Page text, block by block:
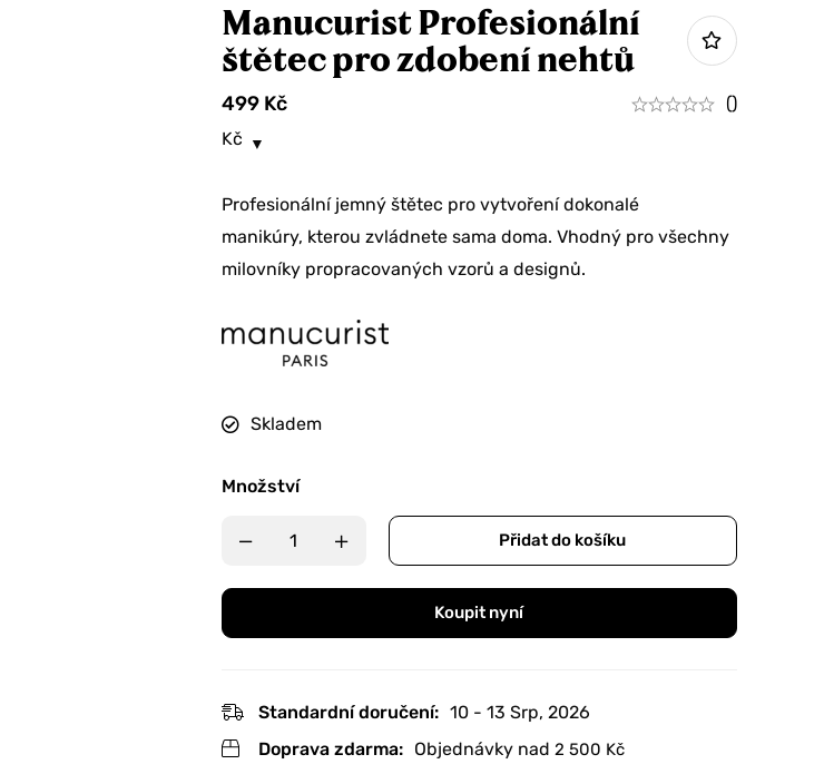
Manucurist Profesionální
štětec pro zdobení nehtů
499 Kč
()
Kč
Profesionální jemný štětec pro vytvoření dokonalé
manikúry, kterou zvládnete sama doma. Vhodný pro všechny
milovníky propracovaných vzorů a designů.
Skladem
Množství
Přidat do košíku
Koupit nyní
Standardní doručení: 10 - 13 Srp, 2026
Doprava zdarma: Objednávky nad 2 500 Kč